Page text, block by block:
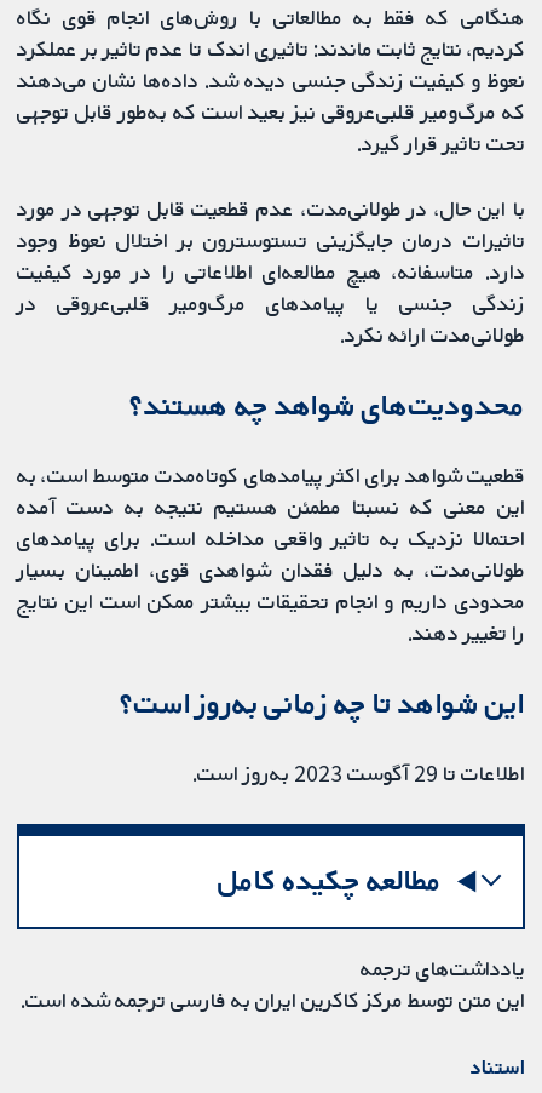
هنگامی که فقط به مطالعاتی با روش‌های انجام قوی نگاه
کردیم، نتایج ثابت ماندند: تاثیری اندک تا عدم تاثیر بر عملکرد
نعوظ و کیفیت زندگی جنسی دیده شد. داده‌ها نشان می‌دهند
که مرگ‌ومیر قلبی‌عروقی نیز بعید است که به‌طور قابل توجهی
تحت تاثیر قرار گیرد.
با این حال، در طولانی‌مدت، عدم قطعیت قابل توجهی در مورد
تاثیرات درمان جایگزینی تستوسترون بر اختلال نعوظ وجود
دارد. متاسفانه، هیچ مطالعه‌ای اطلاعاتی را در مورد کیفیت
زندگی جنسی یا پیامدهای مرگ‌ومیر قلبی‌عروقی در
طولانی‌مدت ارائه نکرد.
محدودیت‌های شواهد چه هستند؟
قطعیت شواهد برای اکثر پیامدهای کوتاه‌مدت متوسط ​​است، به
این معنی که نسبتا مطمئن هستیم نتیجه به دست آمده
احتمالا نزدیک به تاثیر واقعی مداخله است. برای پیامدهای
طولانی‌مدت، به دلیل فقدان شواهدی قوی، اطمینان بسیار
محدودی داریم و انجام تحقیقات بیشتر ممکن است این نتایج
را تغییر دهند.
این شواهد تا چه زمانی به‌روز است؟
اطلاعات تا 29 آگوست 2023 به‌روز است.
مطالعه چکیده کامل
یادداشت‌های ترجمه
این متن توسط مرکز کاکرین ایران به فارسی ترجمه شده است.
استناد